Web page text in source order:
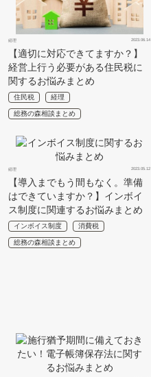
経理 2023.06.14
【適切に対応できてますか？】
経営上行う必要がある住民税に
関するお悩みまとめ
住民税 経理
総務の森相談まとめ
経理 2023.05.12
【導入までもう間もなく。準備
はできていますか？】インボイ
ス制度に関連するお悩みまとめ
インボイス制度 消費税
総務の森相談まとめ